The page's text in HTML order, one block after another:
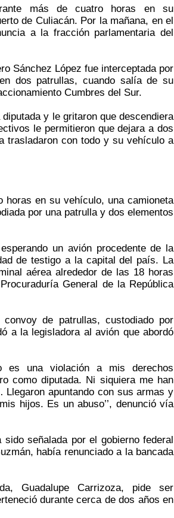
más de cuatro horas en su
de Culiacán. Por la mañana, en el
a la fracción parlamentaria del
Sánchez López fue interceptada por
dos patrullas, cuando salía de su
Cumbres del Sur.
y le gritaron que descendiera
le permitieron que dejara a dos
trasladaron con todo y su vehículo a
horas en su vehículo, una camioneta
por una patrulla y dos elementos
un avión procedente de la
de testigo a la capital del país. La
aérea alrededor de las 18 horas
General de la República
de patrullas, custodiado por
a la legisladora al avión que abordó
es una violación a mis derechos
como diputada. Ni siquiera me han
apuntando con sus armas y
hijos. Es un abuso’’, denunció vía
señalada por el gobierno federal
había renunciado a la bancada
Guadalupe Carrizoza, pide ser
durante cerca de dos años en